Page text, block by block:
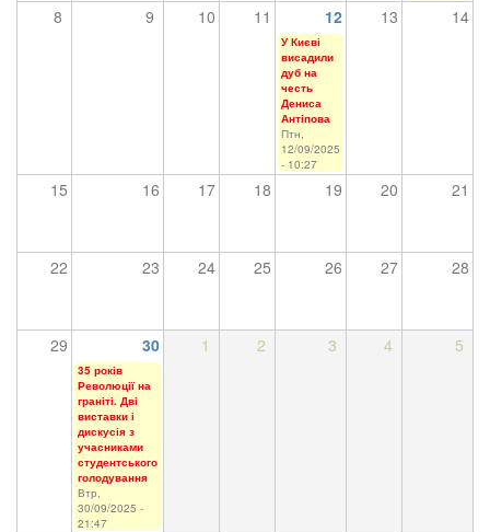
8 9 10 11 12 13 14
У Києві
висадили
дуб на
честь
Дениса
Антіпова
Птн,
12/09/2025
- 10:27
15 16 17 18 19 20 21
22 23 24 25 26 27 28
29 30 1 2 3 4 5
35 років
Революції на
граніті. Дві
виставки і
дискусія з
учасниками
студентського
голодування
Втр,
30/09/2025 -
21:47